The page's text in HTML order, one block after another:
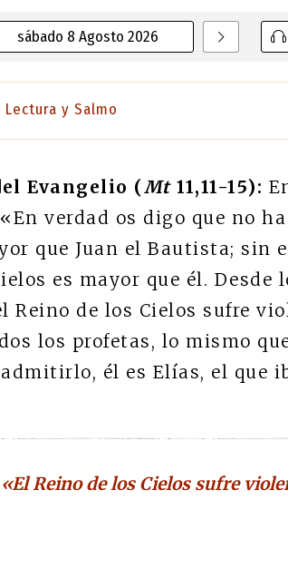
sábado 8 Agosto 2026
Lectura y Salmo
Evangelio (Mt11,11-15):
verdad os digo que no
que Juan el Bautista; sin
es mayor que él.
Reino de los Cielos sufre
los profetas, lo mismo
él es Elías, el que
«El Reino de los Cielos sufre